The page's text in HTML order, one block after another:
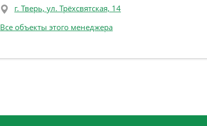
г. Тверь, ул. Трёхсвятская, 14
Все объекты этого менеджера